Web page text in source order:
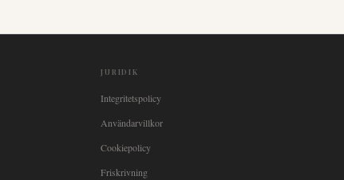
JURIDIK
Integritetspolicy
Användarvillkor
Cookiepolicy
Friskrivning